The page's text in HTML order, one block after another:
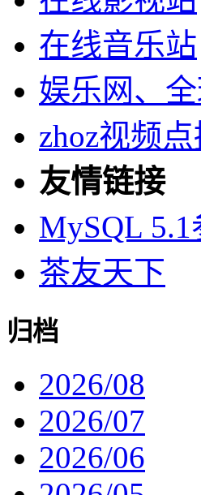
在线音乐站
娱乐网、
zhoz视频
友情链接
MySQL
茶友天下
归档
2026/08
2026/07
2026/06